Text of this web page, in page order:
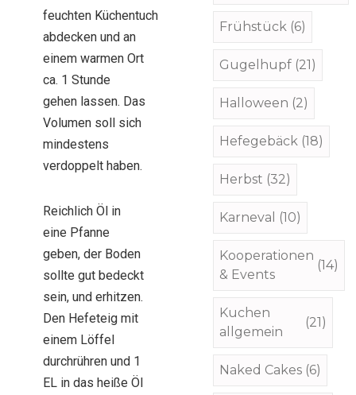
feuchten Küchentuch
abdecken und an
einem warmen Ort
ca. 1 Stunde
gehen lassen. Das
Volumen soll sich
mindestens
verdoppelt haben.
Reichlich Öl in
eine Pfanne
geben, der Boden
sollte gut bedeckt
sein, und erhitzen.
Den Hefeteig mit
einem Löffel
durchrühren und 1
EL in das heiße Öl
Frühstück (6)
Gugelhupf (21)
Halloween (2)
Hefegebäck (18)
Herbst (32)
Karneval (10)
Kooperationen
& Events
(14)
Kuchen
allgemein
(21)
Naked Cakes (6)